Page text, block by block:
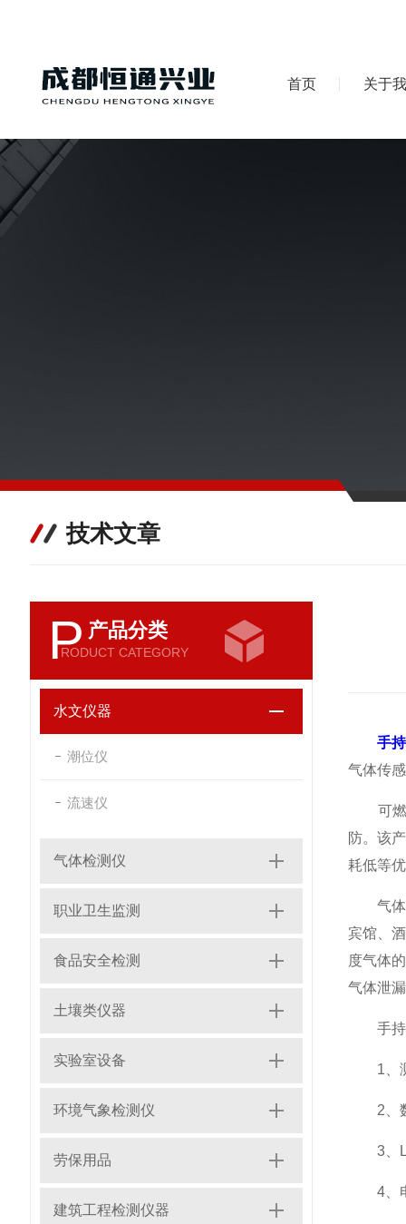
首页 关于
技术文章
P 产品分类
RODUCT CATEGORY
水文仪器
潮位仪
流速仪
气体检测仪
职业卫生监测
食品安全检测
土壤类仪器
实验室设备
环境气象检测仪
劳保用品
建筑工程检测仪器
手
气体传
可燃气
防。该
耗低等
气体检
宾馆、
度气体
气体泄
手持
1、测
2、数
3、
4、电